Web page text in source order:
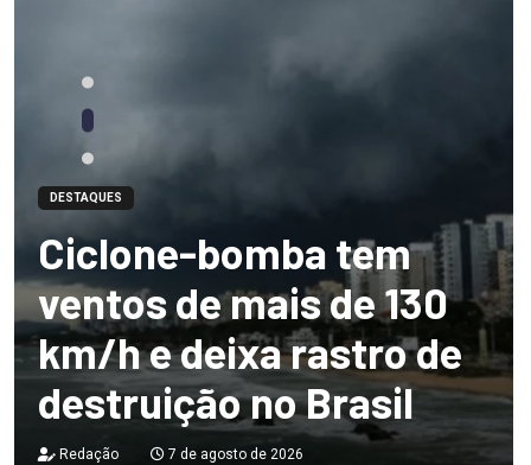
DESTAQUES
Ciclone-bomba tem
ventos de mais de 130
km/h e deixa rastro de
destruição no Brasil
Redação 7 de agosto de 2026